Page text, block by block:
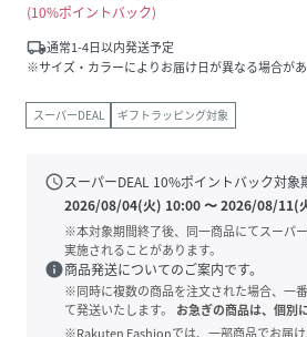
10%ポイントバック
local_shipping通常1-4日以内発送予定
※サイズ・カラーによりお届け日が異なる場合があ
スーパーDEAL ギフトラッピング対象
scheduleスーパーDEAL 10%ポイントバック対象
2026/08/04(火) 10:00〜2026/08/11(
※本対象期間終了後、同一商品にてスーパ
実施されることがあります。
info商品発送についてのご案内です。
※同時に複数の商品を注文された場合、一
て発送いたします。
お急ぎの商品は、個別
※Rakuten Fashionでは、一部商品でお届